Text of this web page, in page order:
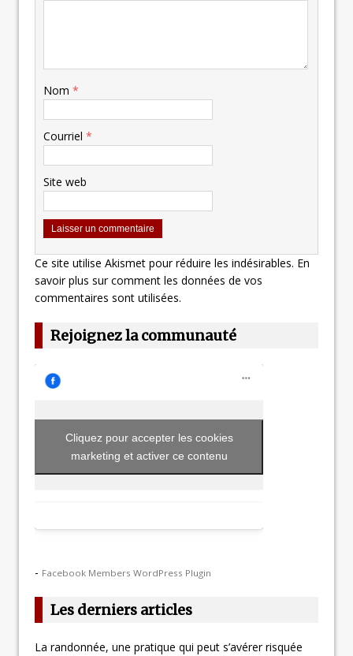
Nom *
Courriel *
Site web
Ce site utilise Akismet pour réduire les indésirables. En
savoir plus sur comment les données de vos
commentaires sont utilisées.
Rejoignez la communauté
Cliquez pour accepter les cookies
marketing et activer ce contenu
- Facebook Members WordPress Plugin
Les derniers articles
La randonnée, une pratique qui peut s’avérer risquée